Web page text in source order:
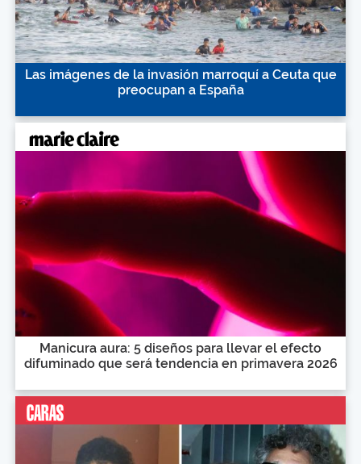
Las imágenes de la invasión marroquí a Ceuta que
preocupan a España
Manicura aura: 5 diseños para llevar el efecto
difuminado que será tendencia en primavera 2026